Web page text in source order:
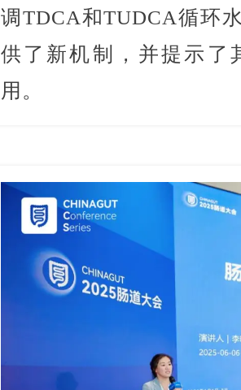
调TDCA和TUDCA循环
供了新机制，并提示了
用。